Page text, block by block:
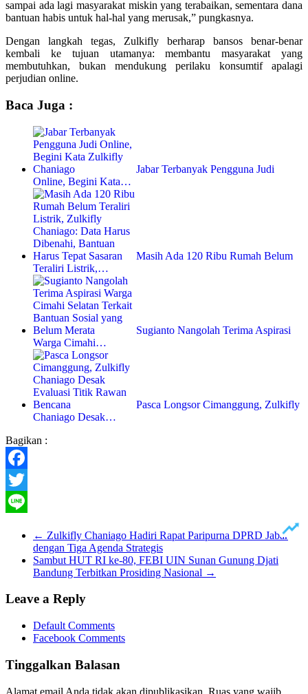
sampai ada lagi masyarakat miskin yang terabaikan, sementara dana
bantuan habis untuk hal-hal yang merusak,” pungkasnya.
Dengan langkah tegas, Zulkifly berharap bansos benar-benar
kembali ke tujuan utamanya: membantu masyarakat yang
membutuhkan, bukan mendukung perilaku konsumtif apalagi
perjudian online.
Baca Juga :
Jabar Terbanyak Pengguna Judi
Online, Begini Kata…
Masih Ada 120 Ribu Rumah Belum
Teraliri Listrik,…
Sugianto Nangolah Terima Aspirasi
Warga Cimahi…
Pasca Longsor Cimanggung, Zulkifly
Chaniago Desak…
Bagikan :
Facebook
Twitter
← Zulkifly Chaniago Hadiri Rapat Paripurna DPRD Jabar
dengan Tiga Agenda Strategis
Sambut HUT RI ke-80, FEBI UIN Sunan Gunung Djati
Bandung Terbitkan Prosiding Nasional →
Leave a Reply
Default Comments
Facebook Comments
Tinggalkan Balasan
Alamat email Anda tidak akan dipublikasikan. Ruas yang wajib